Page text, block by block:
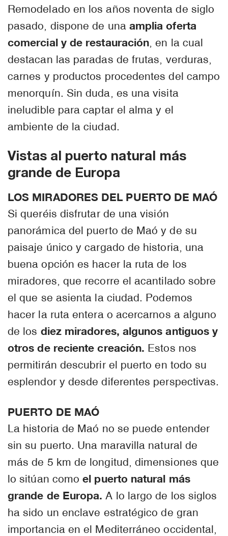
Remodelado en los años noventa de siglo
pasado, dispone de una amplia oferta
comercial y de restauración , en la cual
destacan las paradas de frutas, verduras,
carnes y productos procedentes del campo
menorquín. Sin duda, es una visita
ineludible para captar el alma y el
ambiente de la ciudad.
Vistas al puerto natural más
grande de Europa
LOS MIRADORES DEL PUERTO DE MAÓ
Si queréis disfrutar de una visión
panorámica del puerto de Maó y de su
paisaje único y cargado de historia, una
buena opción es hacer la ruta de los
miradores, que recorre el acantilado sobre
el que se asienta la ciudad. Podemos
hacer la ruta entera o acercarnos a alguno
de los diez miradores, algunos antiguos y
otros de reciente creación. Estos nos
permitirán descubrir el puerto en todo su
esplendor y desde diferentes perspectivas.
PUERTO DE MAÓ
La historia de Maó no se puede entender
sin su puerto. Una maravilla natural de
más de 5 km de longitud, dimensiones que
lo sitúan comoel puerto natural más
grande de Europa. A lo largo de los siglos
ha sido un enclave estratégico de gran
importancia en el Mediterráneo occidental,